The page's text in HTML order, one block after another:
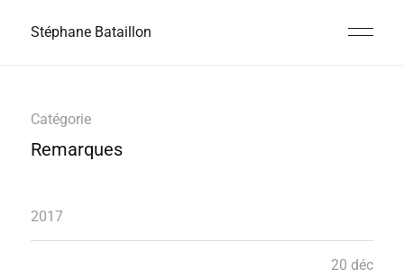
Stéphane Bataillon
Catégorie
Remarques
2017
20 déc